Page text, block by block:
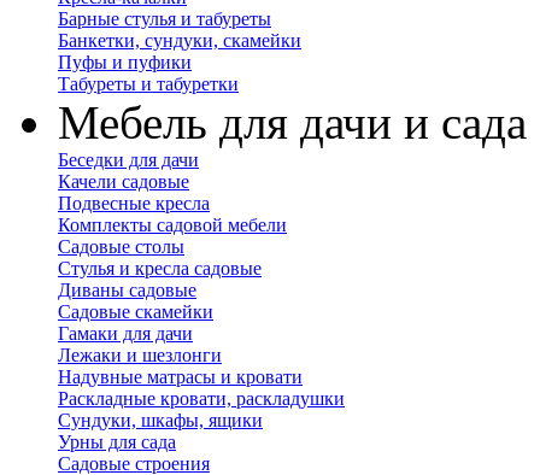
Барные стулья и табуреты
Банкетки, сундуки, скамейки
Пуфы и пуфики
Табуреты и табуретки
Мебель для дачи и сада
Беседки для дачи
Качели садовые
Подвесные кресла
Комплекты садовой мебели
Садовые столы
Стулья и кресла садовые
Диваны садовые
Садовые скамейки
Гамаки для дачи
Лежаки и шезлонги
Надувные матрасы и кровати
Раскладные кровати, раскладушки
Сундуки, шкафы, ящики
Урны для сада
Садовые строения